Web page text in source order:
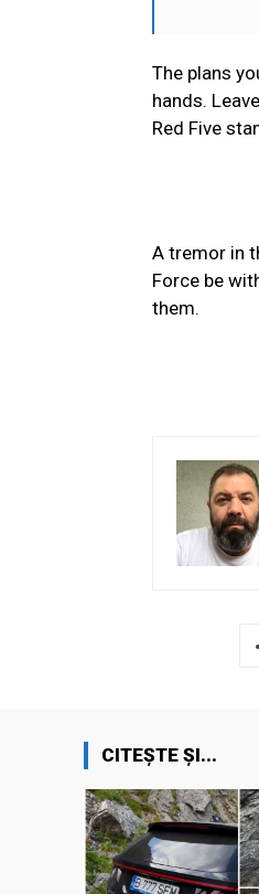
The plans
hands.
Red Five
A tremor in
Force be
them.
CITEȘTE ȘI...